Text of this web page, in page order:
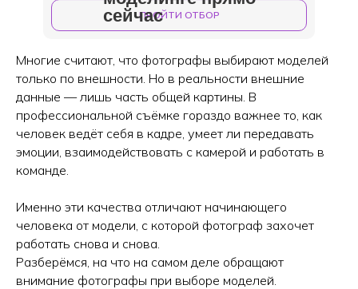
ПРОЙТИ ОТБОР
сейчас
Многие считают, что фотографы выбирают моделей
только по внешности. Но в реальности внешние
данные — лишь часть общей картины. В
профессиональной съёмке гораздо важнее то, как
человек ведёт себя в кадре, умеет ли передавать
эмоции, взаимодействовать с камерой и работать в
команде.
Именно эти качества отличают начинающего
человека от модели, с которой фотограф захочет
работать снова и снова.
Разберёмся, на что на самом деле обращают
внимание фотографы при выборе моделей.